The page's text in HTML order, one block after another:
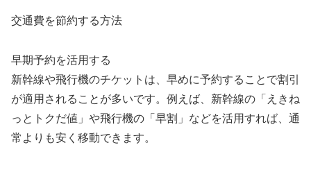
交通費を節約する方法
早期予約を活用する
新幹線や飛行機のチケットは、早めに予約することで割引
が適用されることが多いです。例えば、新幹線の「えきね
っとトクだ値」や飛行機の「早割」などを活用すれば、通
常よりも安く移動できます。